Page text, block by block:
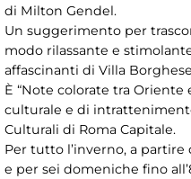
di Milton Gendel.
Un suggerimento per
modo rilassante e
affascinanti di Villa
È “Note colorate tra
culturale e di
Culturali di Roma Capitale.
Per tutto l’inverno, a partire
e per sei domeniche fino